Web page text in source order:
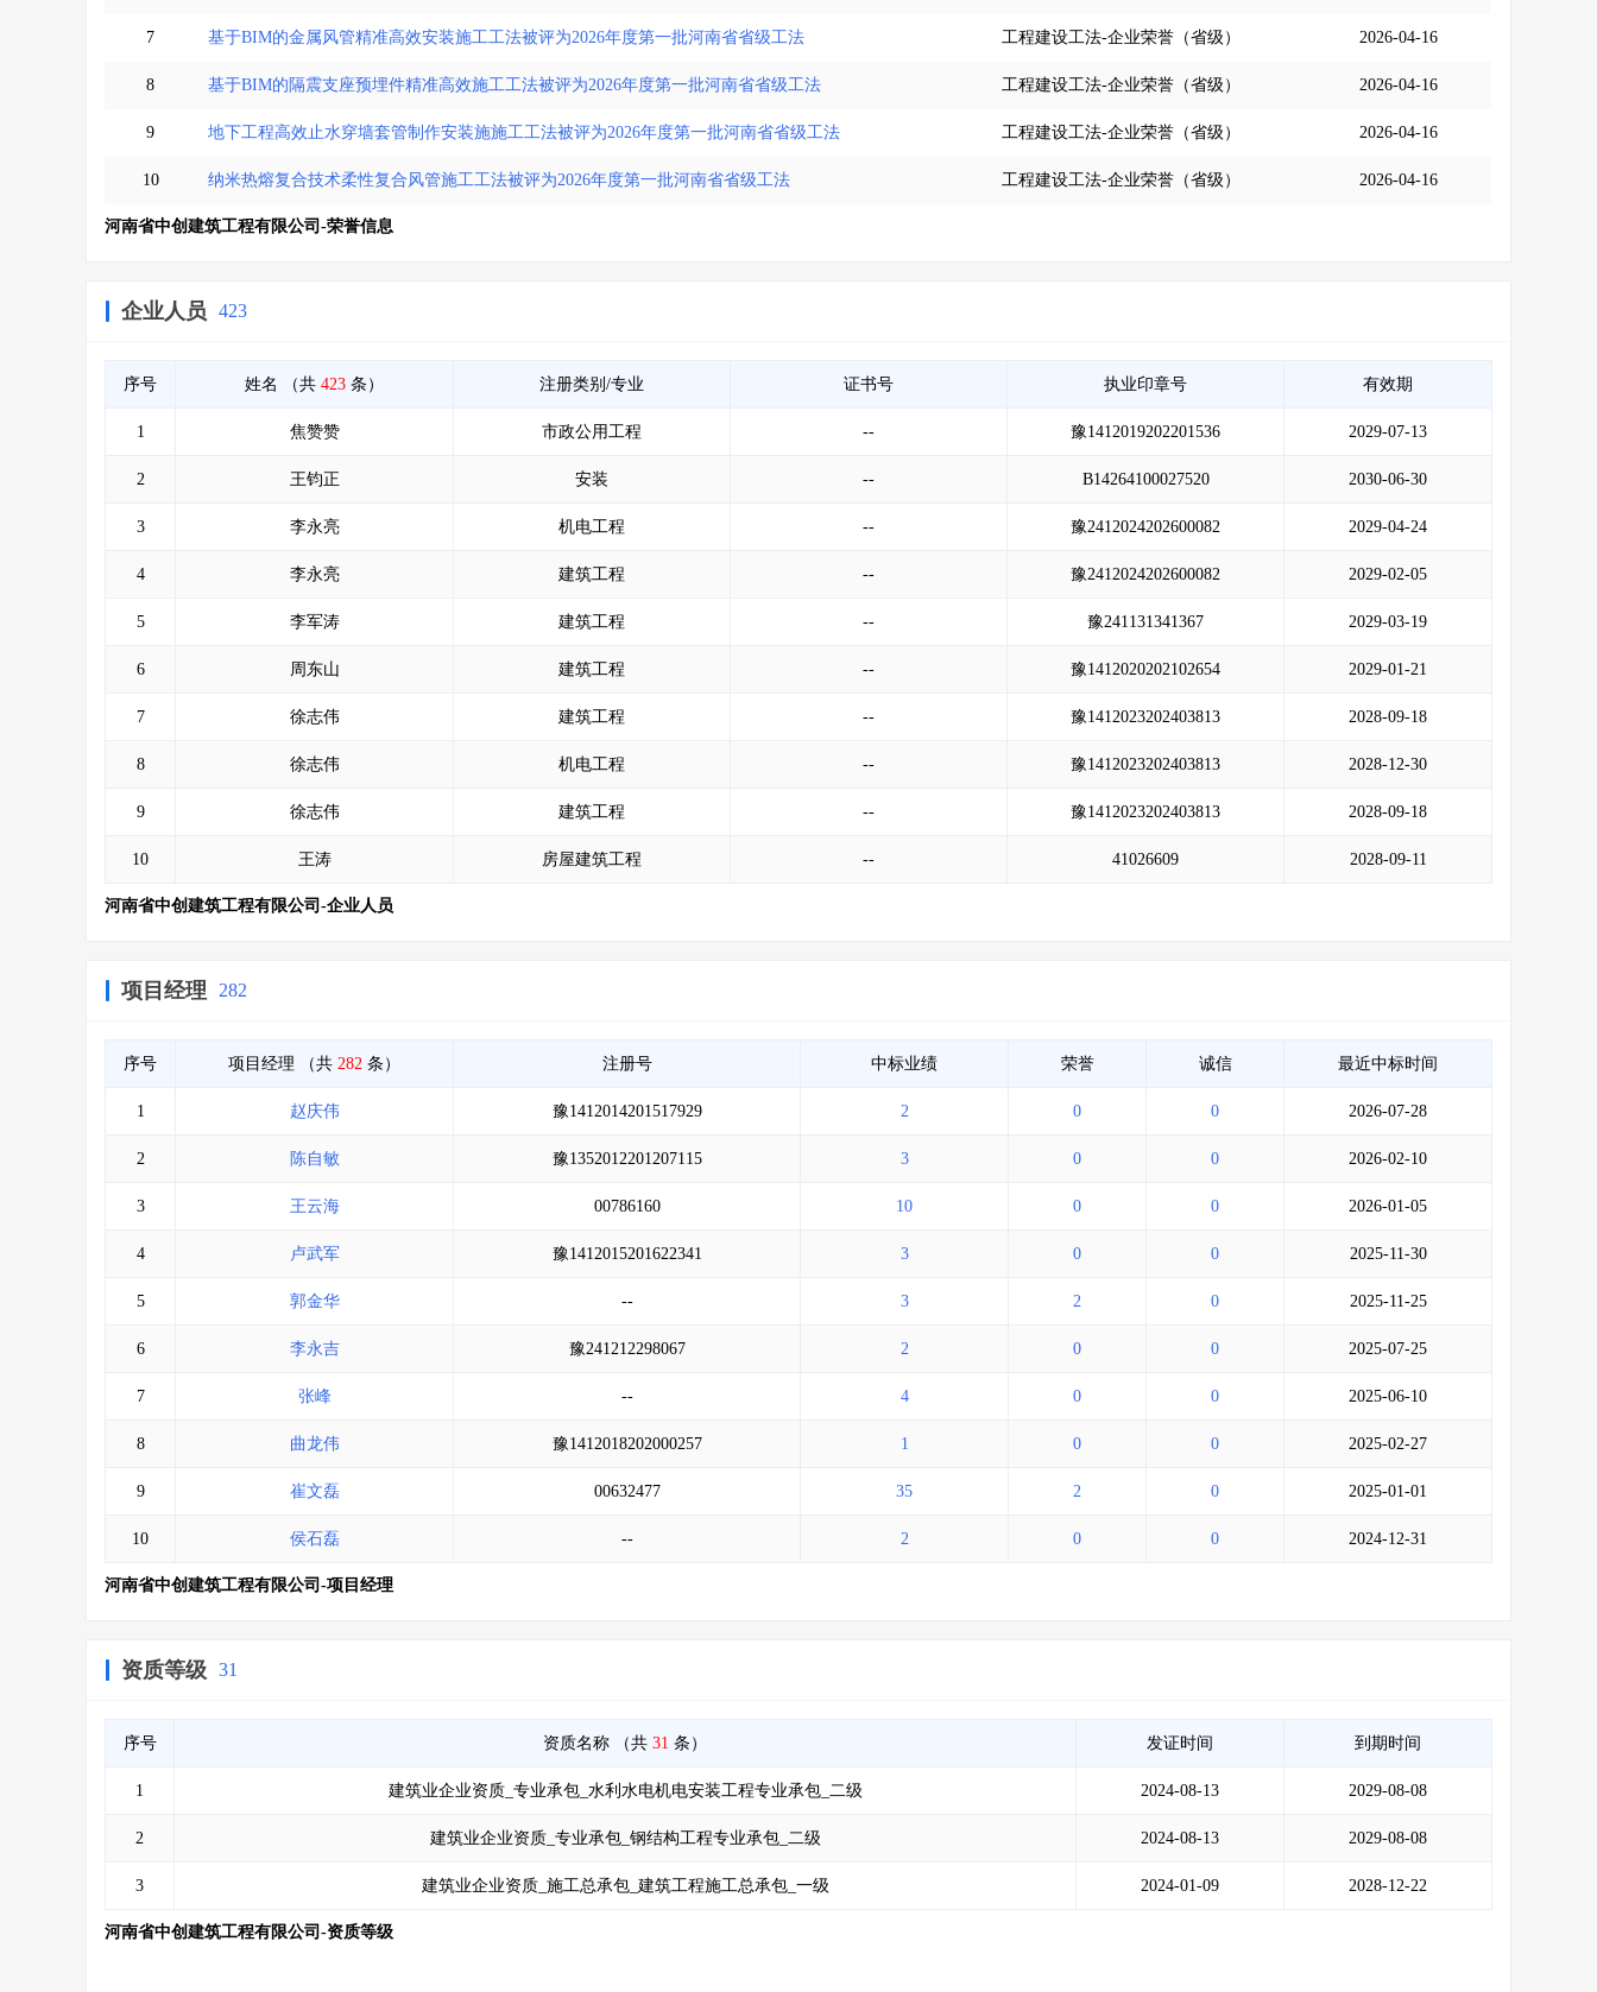
7 基于BIM的金属风管精准高效安装施工工法被评为2026年度第一批河南省省级工法 工程建设工法-企业荣誉（省级） 2026-04-16
8 基于BIM的隔震支座预埋件精准高效施工工法被评为2026年度第一批河南省省级工法 工程建设工法-企业荣誉（省级） 2026-04-16
9 地下工程高效止水穿墙套管制作安装施施工工法被评为2026年度第一批河南省省级工法 工程建设工法-企业荣誉（省级） 2026-04-16
10 纳米热熔复合技术柔性复合风管施工工法被评为2026年度第一批河南省省级工法 工程建设工法-企业荣誉（省级） 2026-04-16
河南省中创建筑工程有限公司-荣誉信息
企业人员 423
序号 姓名 （共 423 条） 注册类别/专业 证书号 执业印章号 有效期
1 焦赞赞 市政公用工程 -- 豫1412019202201536 2029-07-13
2 王钧正 安装 -- B14264100027520 2030-06-30
3 李永亮 机电工程 -- 豫2412024202600082 2029-04-24
4 李永亮 建筑工程 -- 豫2412024202600082 2029-02-05
5 李军涛 建筑工程 -- 豫241131341367 2029-03-19
6 周东山 建筑工程 -- 豫1412020202102654 2029-01-21
7 徐志伟 建筑工程 -- 豫1412023202403813 2028-09-18
8 徐志伟 机电工程 -- 豫1412023202403813 2028-12-30
9 徐志伟 建筑工程 -- 豫1412023202403813 2028-09-18
10 王涛 房屋建筑工程 -- 41026609 2028-09-11
河南省中创建筑工程有限公司-企业人员
项目经理 282
序号 项目经理 （共 282 条） 注册号 中标业绩 荣誉 诚信 最近中标时间
1 赵庆伟 豫1412014201517929 2 0 0 2026-07-28
2 陈自敏 豫1352012201207115 3 0 0 2026-02-10
3 王云海 00786160 10 0 0 2026-01-05
4 卢武军 豫1412015201622341 3 0 0 2025-11-30
5 郭金华 -- 3 2 0 2025-11-25
6 李永吉 豫241212298067 2 0 0 2025-07-25
7 张峰 -- 4 0 0 2025-06-10
8 曲龙伟 豫1412018202000257 1 0 0 2025-02-27
9 崔文磊 00632477 35 2 0 2025-01-01
10 侯石磊 -- 2 0 0 2024-12-31
河南省中创建筑工程有限公司-项目经理
资质等级 31
序号 资质名称 （共 31 条） 发证时间 到期时间
1 建筑业企业资质_专业承包_水利水电机电安装工程专业承包_二级 2024-08-13 2029-08-08
2 建筑业企业资质_专业承包_钢结构工程专业承包_二级 2024-08-13 2029-08-08
3 建筑业企业资质_施工总承包_建筑工程施工总承包_一级 2024-01-09 2028-12-22
河南省中创建筑工程有限公司-资质等级